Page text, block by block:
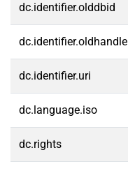
dc.identifier.olddbid
dc.identifier.oldhandle
dc.identifier.uri
dc.language.iso
dc.rights